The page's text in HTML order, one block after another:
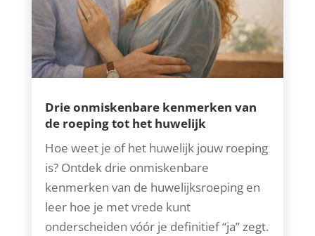
Drie onmiskenbare kenmerken van
de roeping tot het huwelijk
Hoe weet je of het huwelijk jouw roeping
is? Ontdek drie onmiskenbare
kenmerken van de huwelijksroeping en
leer hoe je met vrede kunt
onderscheiden vóór je definitief “ja” zegt.